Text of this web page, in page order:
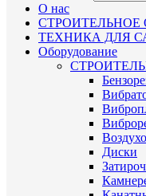
О нас
СТРОИТЕЛЬНОЕ
ТЕХНИКА ДЛЯ
Оборудование
Диски